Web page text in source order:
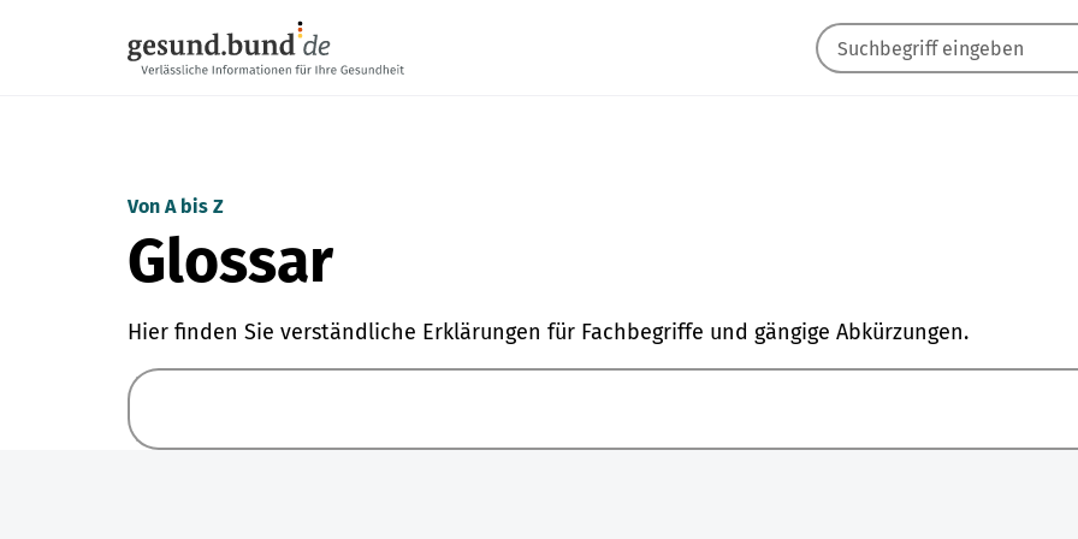
Von A bis Z
Glossar
Hier finden Sie verständliche Erklärungen für Fachbegriffe und gängige Abkürzungen.